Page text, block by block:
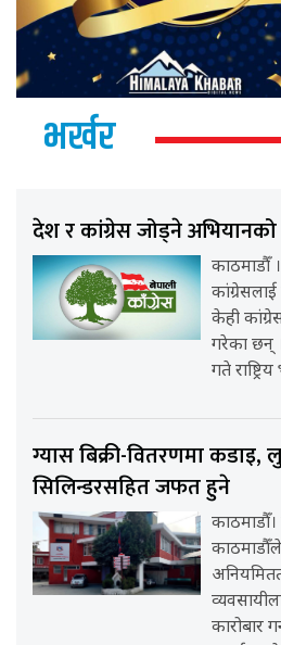
भर्खर
देश र कांग्रेस जोड्ने
काठमाडौँ
केही
गरेका छन्
गते
ग्यास बिक्री-वितरणमा कडाइ,
सिलिन्डरसहित जफत हुने
कारोबार